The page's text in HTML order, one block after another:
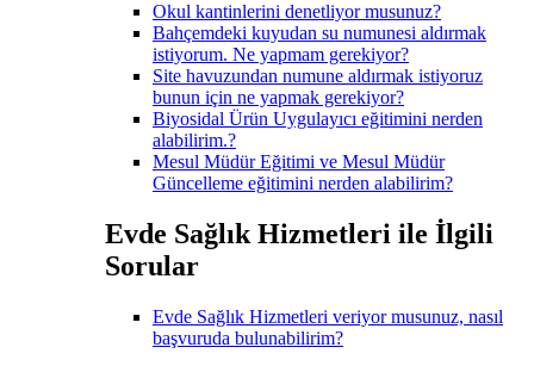
Okul kantinlerini denetliyor musunuz?
Bahçemdeki kuyudan su numunesi aldırmak
istiyorum. Ne yapmam gerekiyor?
Site havuzundan numune aldırmak istiyoruz
bunun için ne yapmak gerekiyor?
Biyosidal Ürün Uygulayıcı eğitimini nerden
alabilirim.?
Mesul Müdür Eğitimi ve Mesul Müdür
Güncelleme eğitimini nerden alabilirim?
Evde Sağlık Hizmetleri ile İlgili
Sorular
Evde Sağlık Hizmetleri veriyor musunuz, nasıl
başvuruda bulunabilirim?